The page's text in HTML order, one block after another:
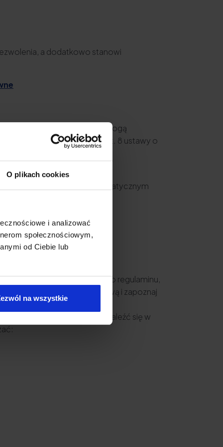
O plikach cookies
i analizować
społecznościowym,
od Ciebie lub
na wszystkie
a dodatkowo stanowi
o świadczeniu usług drogą
o którym mowa w art. 8 ustawy o
danym systemem teleinformatycznym
będzie przygotowanie jego regulaminu,
platformę społecznościową i zapoznaj
elementy, które muszą znaleźć się w